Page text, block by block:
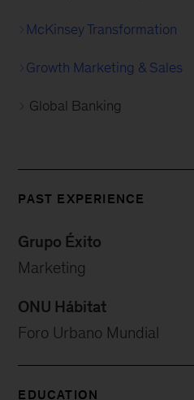
McKinsey Transformation
Growth Marketing & Sales
Global Banking
PAST EXPERIENCE
Grupo Éxito
Marketing
ONU Hábitat
Foro Urbano Mundial
EDUCATION